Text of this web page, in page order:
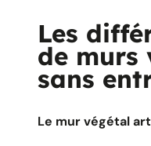
Les
de murs
sans
Le mur végétal